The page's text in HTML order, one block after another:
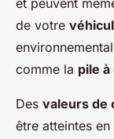
et peuvent
de votre
comme la pile
Des valeurs de
être atteintes en